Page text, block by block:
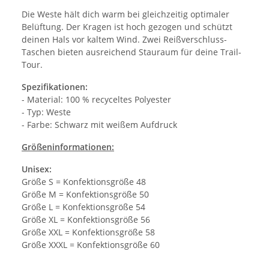
Die Weste hält dich warm bei gleichzeitig optimaler
Belüftung. Der Kragen ist hoch gezogen und schützt
deinen Hals vor kaltem Wind. Zwei Reißverschluss-
Taschen bieten ausreichend Stauraum für deine Trail-
Tour.
Spezifikationen:
- Material: 100 % recyceltes Polyester
- Typ: Weste
- Farbe: Schwarz mit weißem Aufdruck
Größeninformationen:
Unisex:
Größe S = Konfektionsgröße 48
Größe M = Konfektionsgröße 50
Größe L = Konfektionsgröße 54
Größe XL = Konfektionsgröße 56
Größe XXL = Konfektionsgröße 58
Größe XXXL = Konfektionsgröße 60